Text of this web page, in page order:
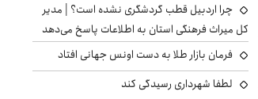
چرا اردبیل قطب گردشگری نشده است؟ | مدیر
کل میراث فرهنگی استان به اطلاعات پاسخ می‌دهد
فرمان بازار طلا به دست اونس جهانی افتاد
لطفا شهرداری رسیدگی کند